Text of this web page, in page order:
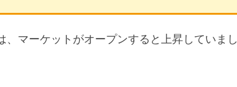
マーケットがオープンすると上昇していまし